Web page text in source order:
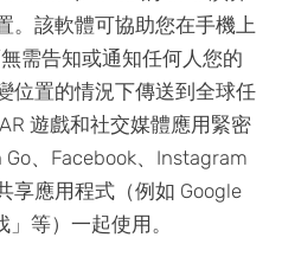
。該軟體可協助您在手機上
需告知或通知任何人您的
位置的情況下傳送到全球任
遊戲和社交媒體應用緊密
、Facebook、Instagram
享應用程式（例如 Google
等）一起使用。